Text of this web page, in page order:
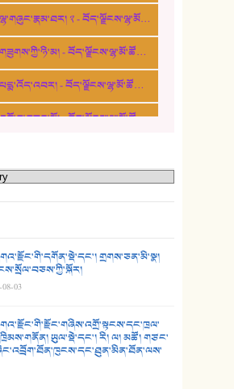
ང་ལ་བྱམས་པའི་ཨ་མ།
ཆ་རྐྱེན་མེད་པའི་སེམས།
བསྟན་རྒྱས་གླིང་།
ཕོ་རྒོད་པོ།
མགྲོན་པོ།
ཨ་མའི་ཐང་ཁུག
ལྕེ་བདེ་ཞོལ་གྱི་པང་གདན།
སྟོད་གཞས། - ཕན་ཐོག
2. ལྷ་གཞུང་རྣམ་ཐར། ༢ - བོད་ལྗོངས་ལྷ་མོ་ཚོགས་པ།
3. གཟུགས་ཀྱི་ཉི་མ། - བོད་ལྗོངས་ལྷ་མོ་ཚོགས་པ།
4. པདྨ་འོད་འབར། - བོད་ལྗོངས་ལྷ་མོ་ཚོགས་པ།
5. འགྲོ་བ་བཟང་མོ། - བོད་ལྗོངས་ལྷ་མོ་ཚོགས་པ།
གྲགས་ཅན་མི་སྣ།
03
ཡུལ་སྡེ་དང་། རི། ལ། མཚོ། གཙང་